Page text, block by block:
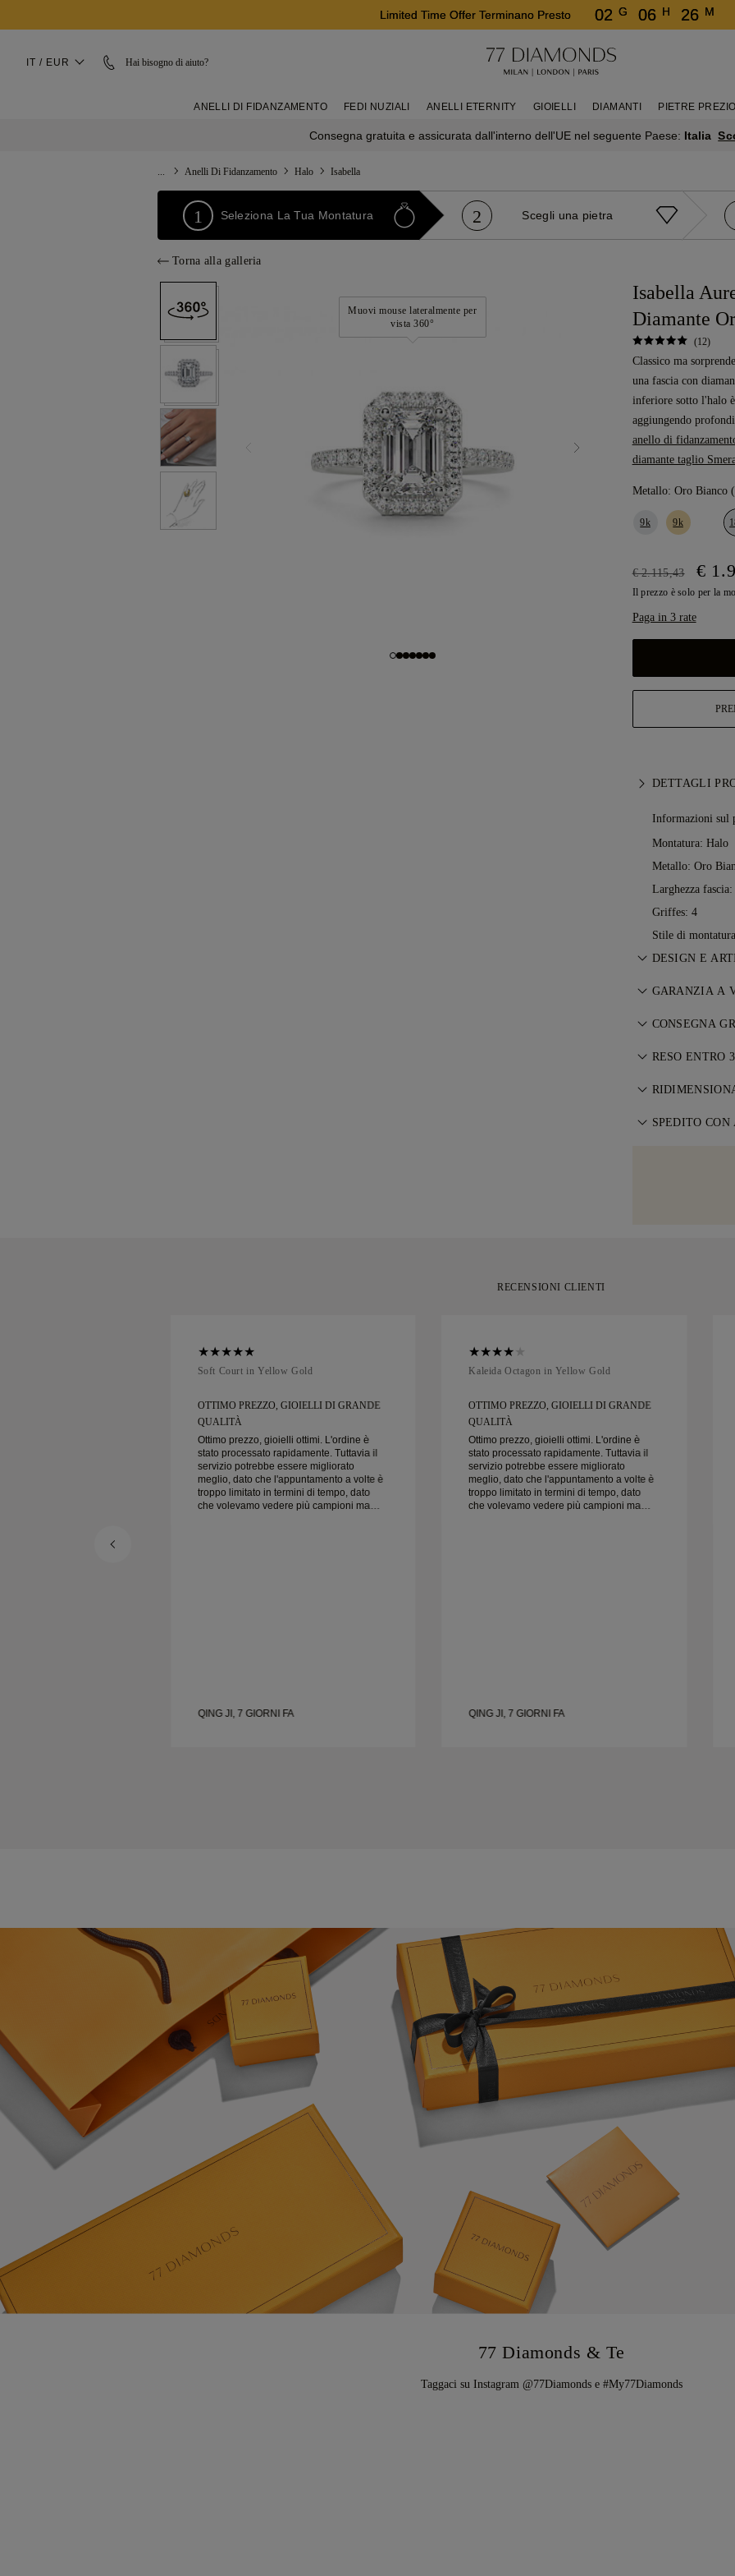
Limited Time Offer Terminano Presto 02 G 06 H 26 M
IT / EUR Hai bisogno di aiuto?
ANELLI DI FIDANZAMENTO FEDI NUZIALI ANELLI ETERNITY GIOIELLI DIAMANTI PIETRE
Consegna gratuita e assicurata dall'interno dell'UE nel seguente Paese: Italia
Anelli Di Fidanzamento Halo Isabella
1 Seleziona La Tua Montatura 2 Scegli una pietra
Torna alla galleria
Muovi mouse lateralmente per
vista 360°
Isabella
Diamante
(12)
Classico ma
una fascia con
inferiore sotto l'halo è
aggiungendo
anello di
diamante taglio
Metallo: Oro Bianco
9k 9k
€ 2.115,43 €
Il prezzo è solo per la
Paga in 3 rate
DETTAGLI
Informazioni sul
Montatura: Halo
Metallo: Oro
Larghezza
Griffes: 4
Stile di
DESIGN E
L’arte del
GARANZIA A
Con ogni
necessarie
CONSEGNA
Tutte le spese
suo articolo
direttamente
Per alcuni
RESO ENTRO
Se non sei
Termini e
Per una
SPEDITO CON
gioiello
RECENSIONI CLIENTI
Soft Court in Yellow Gold
OTTIMO PREZZO, GIOIELLI DI GRANDE
QUALITÀ
Ottimo prezzo, gioielli ottimi. L'ordine è
stato processato rapidamente. Tuttavia il
servizio potrebbe essere migliorato
meglio, dato che l'appuntamento a volte è
troppo limitato in termini di tempo, dato
che volevamo vedere più campioni ma
QING JI, 7 GIORNI FA
Kaleida Octagon in Yellow Gold
OTTIMO PREZZO, GIOIELLI DI GRANDE
QUALITÀ
Ottimo prezzo, gioielli ottimi. L'ordine è
stato processato rapidamente. Tuttavia il
servizio potrebbe essere migliorato
meglio, dato che l'appuntamento a volte è
troppo limitato in termini di tempo, dato
che volevamo vedere più campioni ma
QING JI, 7 GIORNI FA
77 Diamonds & Te
Taggaci su Instagram @77Diamonds e #My77Diamonds